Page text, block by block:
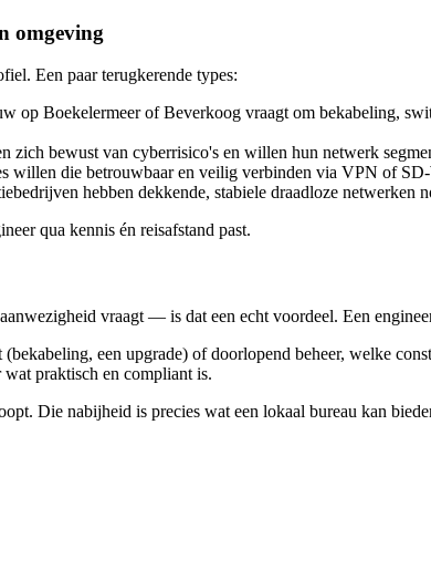
omgeving
Een paar terugkerende types:
op Boekelermeer of Beverkoog vraagt om bekabeling,
bewust van cyberrisico's en willen hun netwerk
willen die betrouwbaar en veilig verbinden via VPN of
hebben dekkende, stabiele draadloze netwerken
qua kennis én reisafstand past.
vraagt — is dat een echt voordeel. Een
een upgrade) of doorlopend beheer, welke
praktisch en compliant is.
Die nabijheid is precies wat een lokaal bureau kan